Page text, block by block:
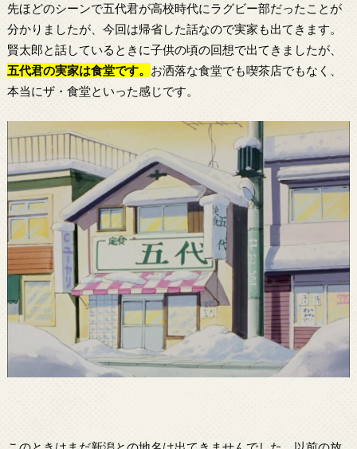
先ほどのシーンで五代君が高校時代にラグビー部だったことが
分かりましたが、今回は帰省した話なので実家も出てきます。
賢太郎と話しているときに子供の頃の回想で出てきましたが、
五代君の実家は食堂です。 お洒落な食堂でも喫茶店でもなく、
本当にザ・食堂といった感じです。